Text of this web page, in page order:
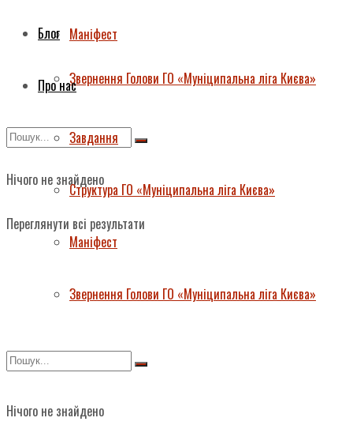
Маніфест
Звернення Голови ГО «Муніципальна ліга Києва»
Нічого не знайдено
Переглянути всі результати
Блог
Про нас
Завдання
Структура ГО «Муніципальна ліга Києва»
Маніфест
Звернення Голови ГО «Муніципальна ліга Києва»
Нічого не знайдено